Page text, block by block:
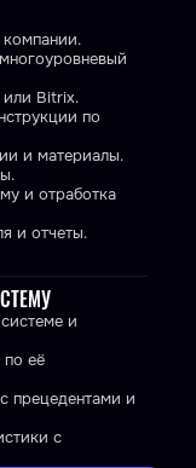
или Bitrix.
по
и материалы.
и отработка
и отчеты.
и
по её
прецедентами и
с